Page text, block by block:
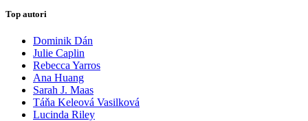
Top autori
Dominik Dán
Julie Caplin
Rebecca Yarros
Ana Huang
Sarah J. Maas
Táňa Keleová Vasilková
Lucinda Riley